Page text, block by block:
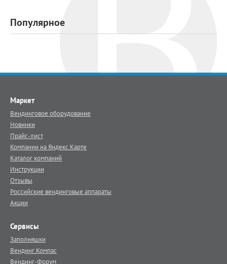
Популярное
Маркет
Вендинговое оборудование
Новинки
Прайс-лист
Компании на Яндекс.Карте
Каталог компаний
Инструкции
Отзывы
Российские вендинговые аппараты
Акции
Сервисы
Заполняшки
Вендинг.Компас
Вендинг-Форум